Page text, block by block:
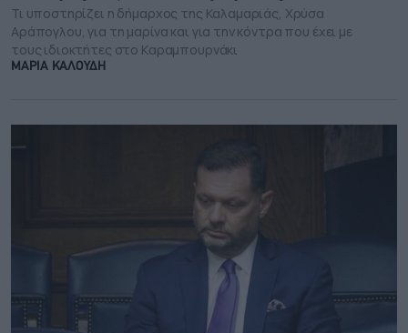
Τι υποστηρίζει η δήμαρχος της Καλαμαριάς, Χρύσα
Αράπογλου, για τη μαρίνα και για την κόντρα που έχει με
τους ιδιοκτήτες στο Καραμπουρνάκι
ΜΑΡΙΑ ΚΑΛΟΥΔΗ